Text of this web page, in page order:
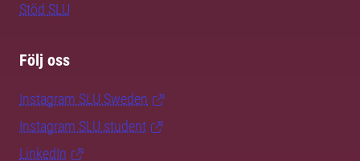
Stöd SLU
Följ oss
Instagram SLU.Sweden
Instagram SLU.student
LinkedIn